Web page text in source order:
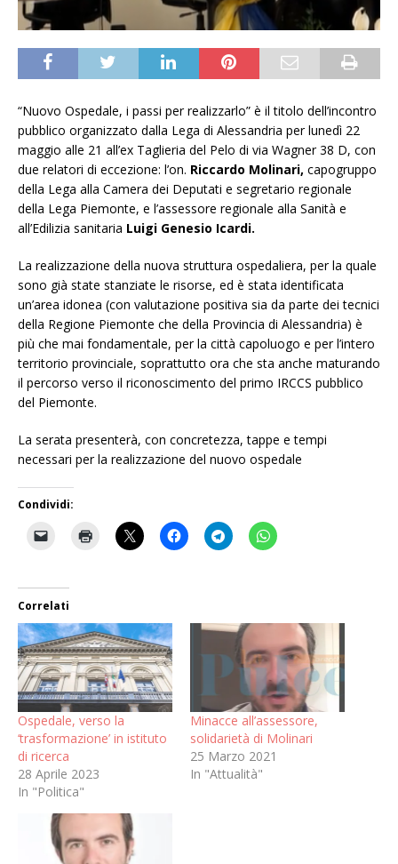
“Nuovo Ospedale, i passi per realizzarlo” è il titolo dell’incontro
pubblico organizzato dalla Lega di Alessandria per lunedì 22
maggio alle 21 all’ex Taglieria del Pelo di via Wagner 38 D, con
due relatori di eccezione: l’on. Riccardo Molinari, capogruppo
della Lega alla Camera dei Deputati e segretario regionale
della Lega Piemonte, e l’assessore regionale alla Sanità e
all’Edilizia sanitaria Luigi Genesio Icardi.
La realizzazione della nuova struttura ospedaliera, per la quale
sono già state stanziate le risorse, ed è stata identificata
un’area idonea (con valutazione positiva sia da parte dei tecnici
della Regione Piemonte che della Provincia di Alessandria) è
più che mai fondamentale, per la città capoluogo e per l’intero
territorio provinciale, soprattutto ora che sta anche maturando
il percorso verso il riconoscimento del primo IRCCS pubblico
del Piemonte.
La serata presenterà, con concretezza, tappe e tempi
necessari per la realizzazione del nuovo ospedale
Condividi:
Correlati
Ospedale, verso la
‘trasformazione’ in istituto
di ricerca
28 Aprile 2023
In "Politica"
Minacce all’assessore,
solidarietà di Molinari
25 Marzo 2021
In "Attualità"